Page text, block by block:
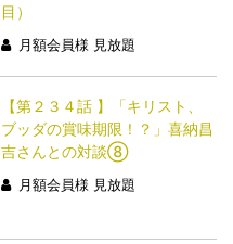
目）
月額会員様 見放題
【第２３４話 】「キリスト、
ブッダの賞味期限！？」喜納昌
吉さんとの対談⑧
月額会員様 見放題